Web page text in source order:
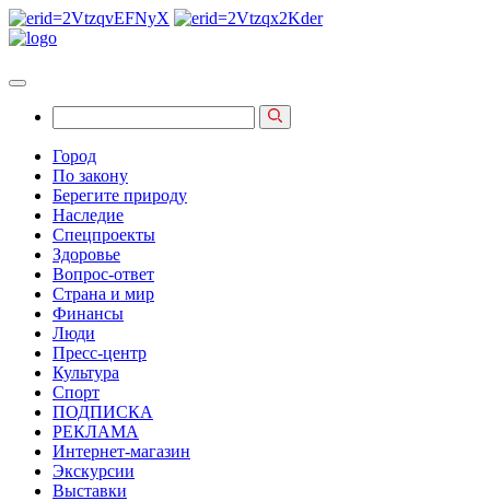
Город
По закону
Берегите природу
Наследие
Спецпроекты
Здоровье
Вопрос-ответ
Страна и мир
Финансы
Люди
Пресс-центр
Культура
Спорт
ПОДПИСКА
РЕКЛАМА
Интернет-магазин
Экскурсии
Выставки